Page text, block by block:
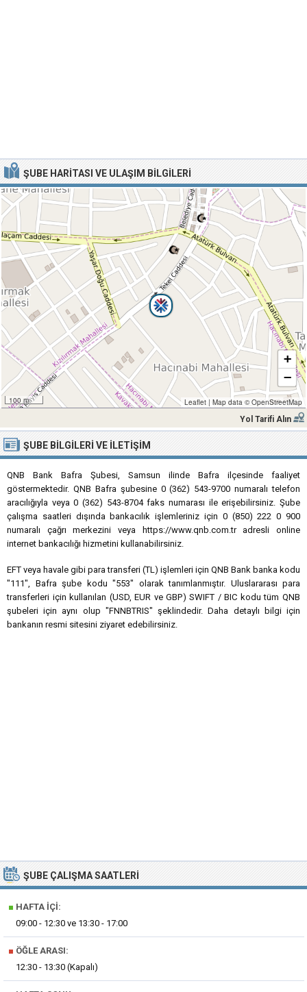
ŞUBE HARITASI VE ULAŞIM BILGILERI
100 m
+
−
Leaflet | Map data ©OpenStreetMap
Yol Tarifi Alın
ŞUBE BILGILERI VE İLETIŞIM
QNB Bank Bafra Şubesi, Samsun ilinde Bafra ilçesinde faaliyet
göstermektedir. QNB Bafra şubesine 0 (362) 543-9700 numaralı telefon
aracılığıyla veya 0 (362) 543-8704 faks numarası ile erişebilirsiniz. Şube
çalışma saatleri dışında bankacılık işlemleriniz için 0 (850) 222 0 900
numaralı çağrı merkezini veya https://www.qnb.com.tr adresli online
internet bankacılığı hizmetini kullanabilirsiniz.
EFT veya havale gibi para transferi (TL) işlemleri için QNB Bank banka kodu
"111", Bafra şube kodu "553" olarak tanımlanmıştır. Uluslararası para
transferleri için kullanılan (USD, EUR ve GBP) SWIFT / BIC kodu tüm QNB
şubeleri için aynı olup "FNNBTRIS" şeklindedir. Daha detaylı bilgi için
bankanın resmi sitesini ziyaret edebilirsiniz.
ŞUBE ÇALIŞMA SAATLERI
■ HAFTA İÇI:
09:00 - 12:30 ve 13:30 - 17:00
■ ÖĞLE ARASI:
12:30 - 13:30 (Kapalı)